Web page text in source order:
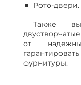
Рото-двери.
Также
от
фурнитуры.